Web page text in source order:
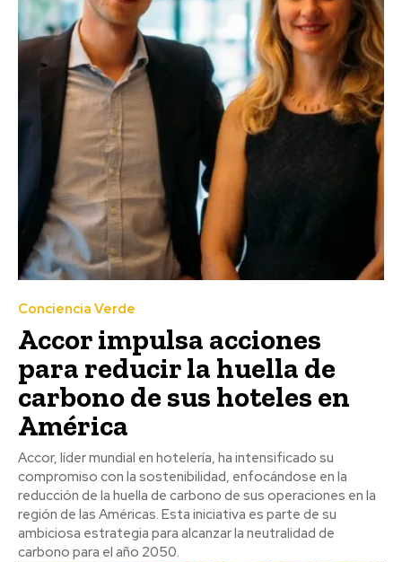
Conciencia Verde
Accor impulsa acciones
para reducir la huella de
carbono de sus hoteles en
América
Accor, líder mundial en hotelería, ha intensificado su
compromiso con la sostenibilidad, enfocándose en la
reducción de la huella de carbono de sus operaciones en la
región de las Américas. Esta iniciativa es parte de su
ambiciosa estrategia para alcanzar la neutralidad de
carbono para el año 2050.